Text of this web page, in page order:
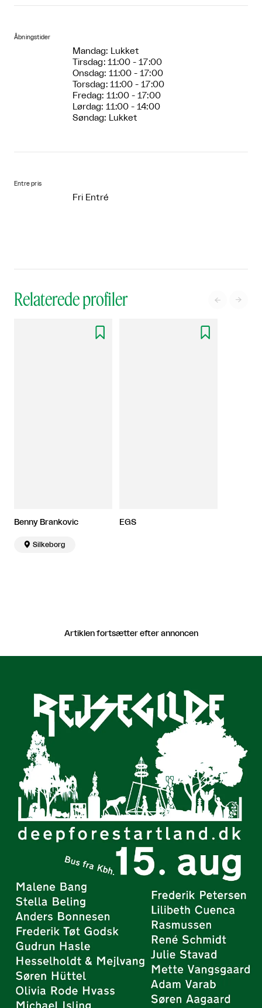
Åbningstider
Mandag: Lukket
Tirsdag: 11:00 - 17:00
Onsdag: 11:00 - 17:00
Torsdag: 11:00 - 17:00
Fredag: 11:00 - 17:00
Lørdag: 11:00 - 14:00
Søndag: Lukket
Entre pris
Fri Entré
Relaterede profiler  

Benny Brankovic
 Silkeborg

EGS
Artiklen fortsætter efter annoncen